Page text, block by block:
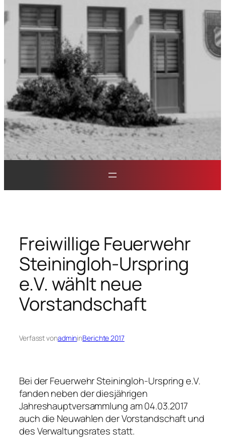
Freiwillige Feuerwehr
Steiningloh-Urspring
e.V. wählt neue
Vorstandschaft
Verfasst vonadmininBerichte 2017
Bei der Feuerwehr Steiningloh-Urspring e.V.
fanden neben der diesjährigen
Jahreshauptversammlung am 04.03.2017
auch die Neuwahlen der Vorstandschaft und
des Verwaltungsrates statt.